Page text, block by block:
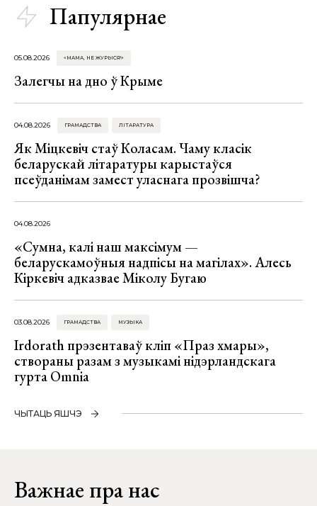
Папулярнае
05.08.2026 «МАМА, НЕ ЖУРЫСЯ!»
Залегчы на дно ў Крыме
04.08.2026 ГРАМАДСТВА ЛІТАРАТУРА
Як Міцкевіч стаў Коласам. Чаму класік
беларускай літаратуры карыстаўся
псеўданімам замест уласнага прозвішча?
04.08.2026
«Сумна, калі наш максімум —
беларускамоўныя надпісы на магілах». Алесь
Кіркевіч адказвае Міколу Бугаю
03.08.2026 ГРАМАДСТВА МУЗЫКА
Irdorath прэзентаваў кліп «Праз хмары»,
створаны разам з музыкамі нідэрландскага
гурта Omnia
ЧЫТАЦЬ ЯШЧЭ
Важнае пра нас